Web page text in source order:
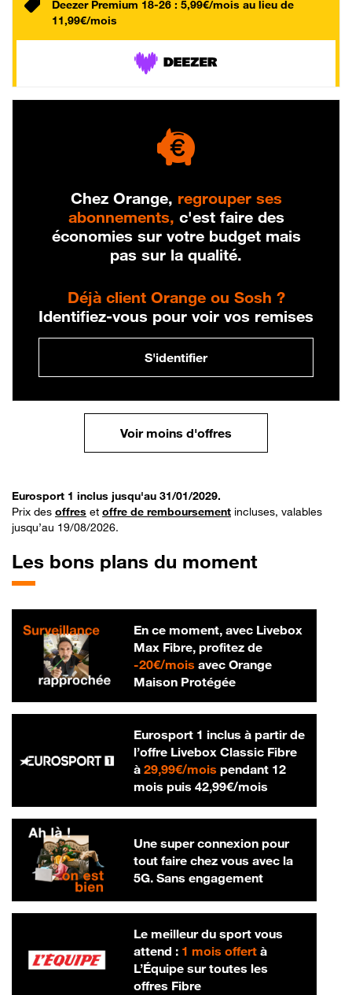
Deezer Premium 18-26 : 5,99€/mois au lieu de
11,99€/mois
Chez Orange, regrouper ses
abonnements, c'est faire des
économies sur votre budget mais
pas sur la qualité.
Déjà client Orange ou Sosh ?
Identifiez-vous pour voir vos remises
S'identifier
Voir moins d'offres
Eurosport 1 inclus jusqu'au 31/01/2029.
Prix des offres et offre de remboursement incluses, valables
jusqu’au 19/08/2026.
Les bons plans du moment
En ce moment, avec Livebox
Max Fibre, profitez de
-20€/mois20 € par mois
avec Orange
Maison Protégée
Eurosport 1 inclus à partir de
l’offre Livebox Classic Fibre
à 29,99€/mois29,99 € par mois
pendant 12
mois puis 42,99€/mois42,99 € par
Une super connexion pour
tout faire chez vous avec la
5G. Sans engagement
Le meilleur du sport vous
attend : 1 mois offertà
L’Équipe sur toutes les
offres Fibre